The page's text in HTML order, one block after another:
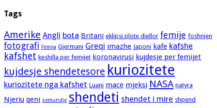
Tags
Amerike Angli bota Britani eklipsi plote diellor femije foshnjen
fotografi Fëmija Gjermani Greqi imazhe Japoni kafe kafshe
kafshet keshilla per femijet koronavirusi kujdesje per femijet
kujdesje shendetesore kuriozitete
kuriozitete nga kafshet Luani mace mjeksi NASA natyra
Njeriu qeni semundje shendeti shendet i mire shpend